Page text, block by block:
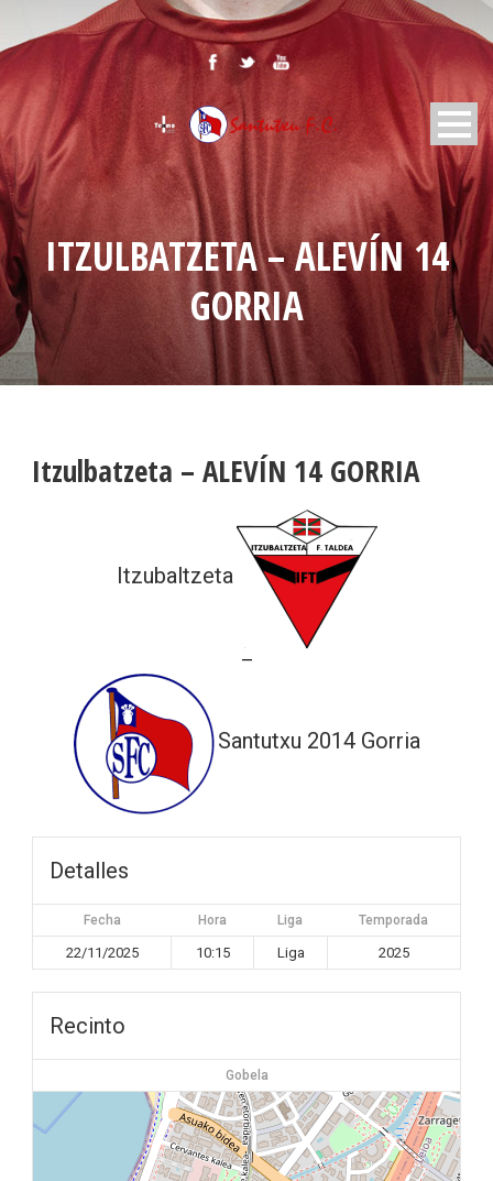
ITZULBATZETA – ALEVÍN 14
GORRIA
Itzulbatzeta – ALEVÍN 14 GORRIA
Itzubaltzeta
—
Santutxu 2014 Gorria
Detalles
Fecha Hora Liga Temporada
22/11/2025 10:15 Liga 2025
Recinto
Gobela